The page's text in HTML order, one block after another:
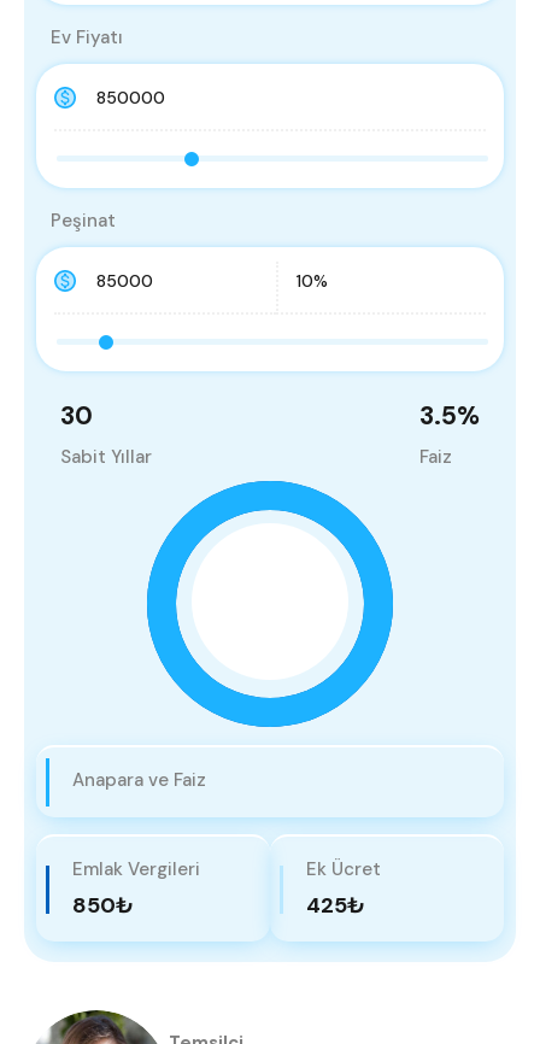
Ev Fiyatı
Peşinat
30
Sabit Yıllar
3.5%
Faiz
Anapara ve Faiz
Emlak Vergileri
850₺
Ek Ücret
425₺